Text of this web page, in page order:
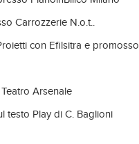
Carrozzerie N.o.t..
con Efilsitra e promosso
Arsenale
testo Play di C. Baglioni